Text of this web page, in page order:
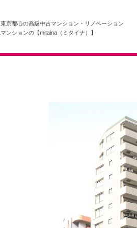
東京都心の高級中古マンション・リノベーション
マンションの【mitaina（ミタイナ）】